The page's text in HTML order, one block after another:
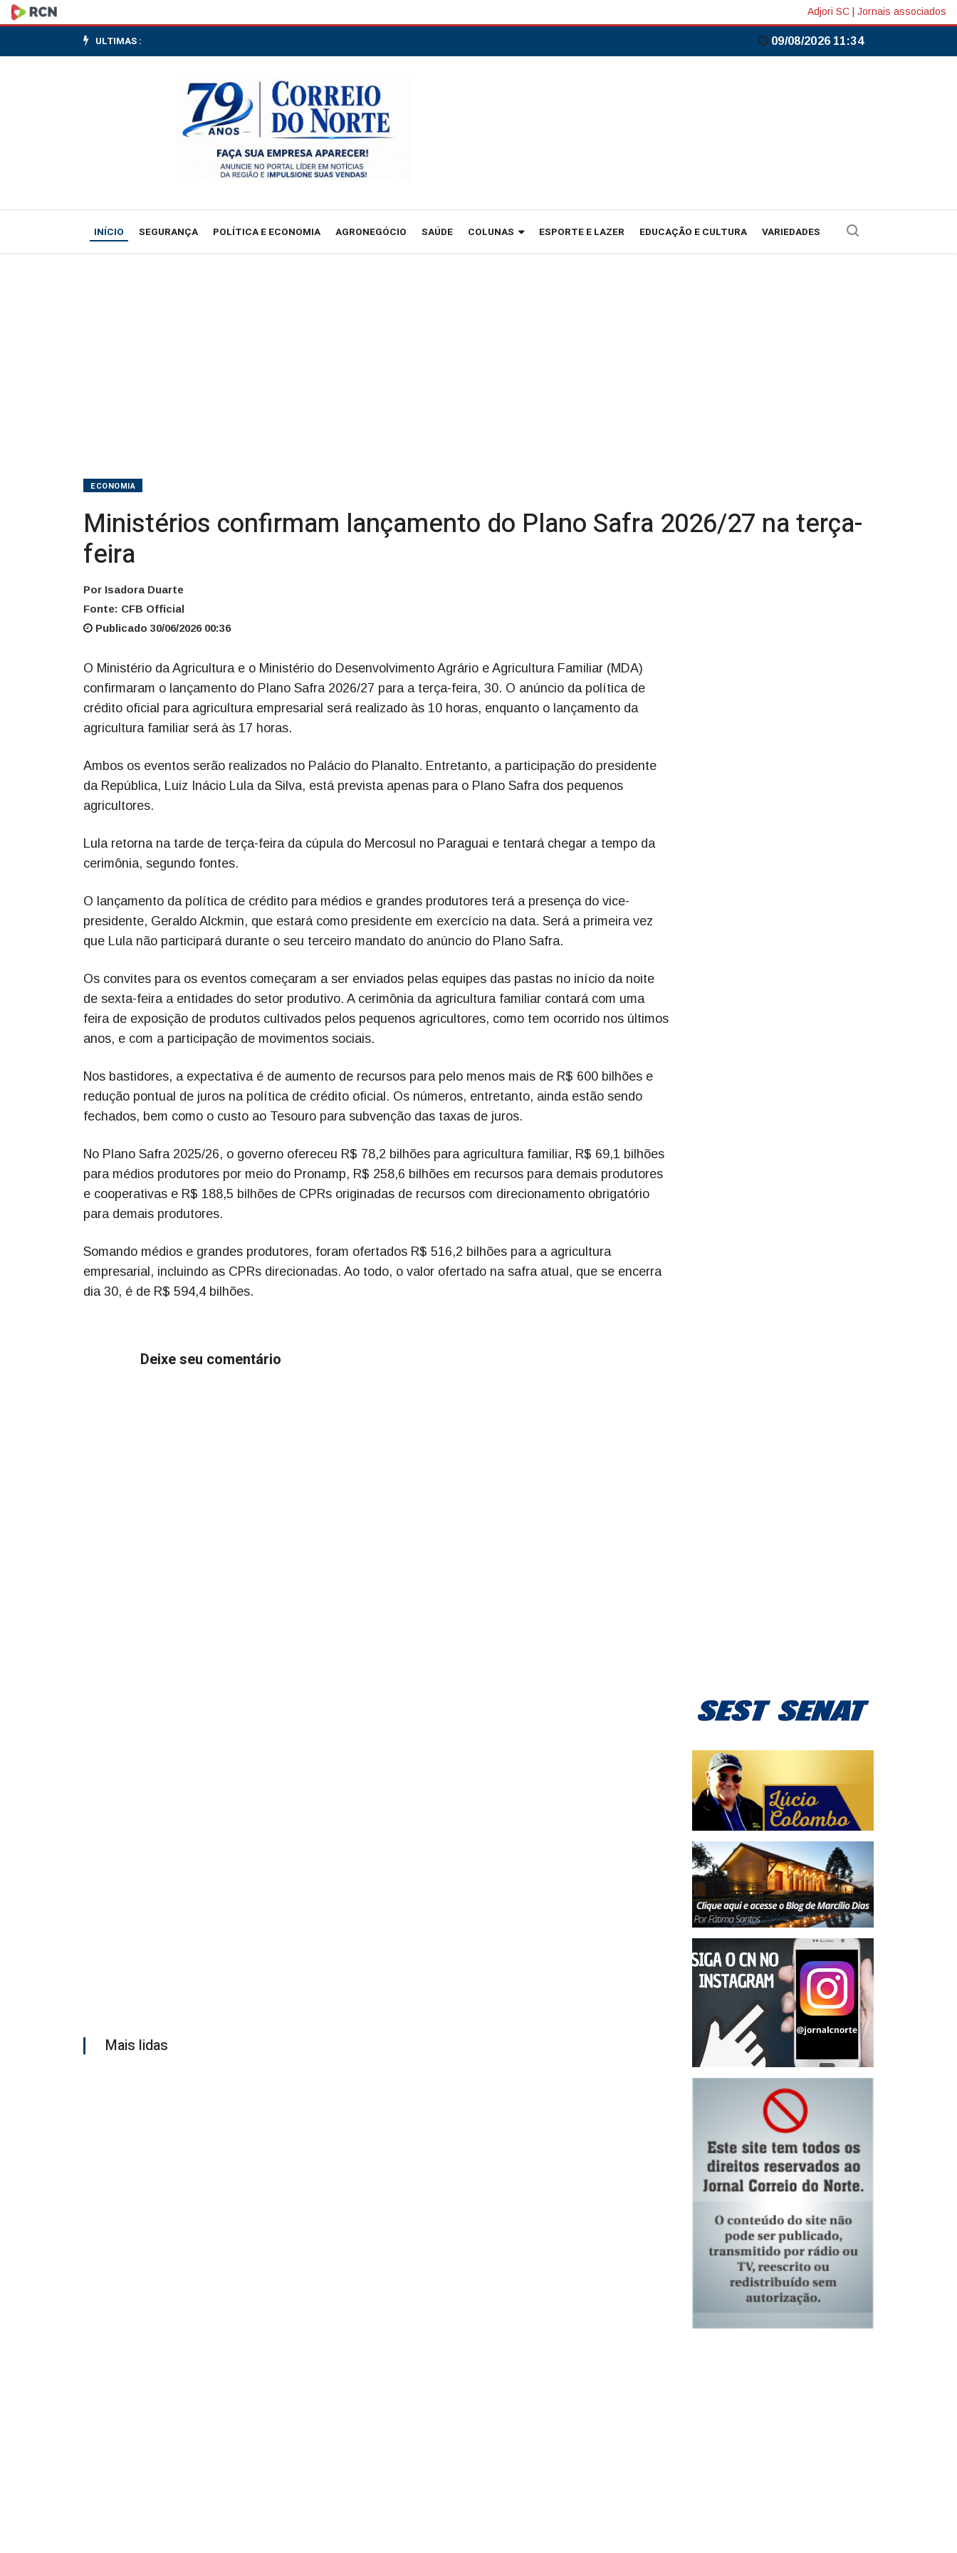
Ministérios
confirmam
2026/27
Adjori SC Jornais associados
ULTIMAS : 09/08/2026 11:34
INÍCIO SEGURANÇA POLÍTICA E ECONOMIA AGRONEGÓCIO SAÚDE COLUNAS ESPORTE E LAZER EDUCAÇÃO E CULTURA VARIEDADES
ECONOMIA
Ministérios confirmam lançamento do Plano Safra 2026/27 na terça-
feira
Por Isadora Duarte
Fonte: CFB Official
Publicado 30/06/2026 00:36
O Ministério da Agricultura e o Ministério do Desenvolvimento Agrário e Agricultura Familiar (MDA)
confirmaram o lançamento do Plano Safra 2026/27 para a terça-feira, 30. O anúncio da política de
crédito oficial para agricultura empresarial será realizado às 10 horas, enquanto o lançamento da
agricultura familiar será às 17 horas.
Ambos os eventos serão realizados no Palácio do Planalto. Entretanto, a participação do presidente
da República, Luiz Inácio Lula da Silva, está prevista apenas para o Plano Safra dos pequenos
agricultores.
Lula retorna na tarde de terça-feira da cúpula do Mercosul no Paraguai e tentará chegar a tempo da
cerimônia, segundo fontes.
O lançamento da política de crédito para médios e grandes produtores terá a presença do vice-
presidente, Geraldo Alckmin, que estará como presidente em exercício na data. Será a primeira vez
que Lula não participará durante o seu terceiro mandato do anúncio do Plano Safra.
Os convites para os eventos começaram a ser enviados pelas equipes das pastas no início da noite
de sexta-feira a entidades do setor produtivo. A cerimônia da agricultura familiar contará com uma
feira de exposição de produtos cultivados pelos pequenos agricultores, como tem ocorrido nos últimos
anos, e com a participação de movimentos sociais.
Nos bastidores, a expectativa é de aumento de recursos para pelo menos mais de R$ 600 bilhões e
redução pontual de juros na política de crédito oficial. Os números, entretanto, ainda estão sendo
fechados, bem como o custo ao Tesouro para subvenção das taxas de juros.
No Plano Safra 2025/26, o governo ofereceu R$ 78,2 bilhões para agricultura familiar, R$ 69,1 bilhões
para médios produtores por meio do Pronamp, R$ 258,6 bilhões em recursos para demais produtores
e cooperativas e R$ 188,5 bilhões de CPRs originadas de recursos com direcionamento obrigatório
para demais produtores.
Somando médios e grandes produtores, foram ofertados R$ 516,2 bilhões para a agricultura
empresarial, incluindo as CPRs direcionadas. Ao todo, o valor ofertado na safra atual, que se encerra
dia 30, é de R$ 594,4 bilhões.
Deixe seu comentário
Mais lidas